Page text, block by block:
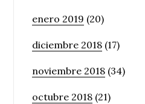
enero 2019 (20)
diciembre 2018 (17)
noviembre 2018 (34)
octubre 2018 (21)